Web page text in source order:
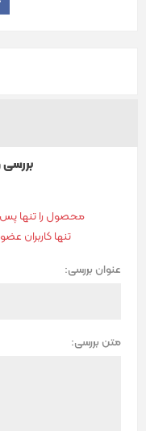
بررسی
محصول را تنها پس
تنها کاربران
عنوان بررسی:
متن بررسی: